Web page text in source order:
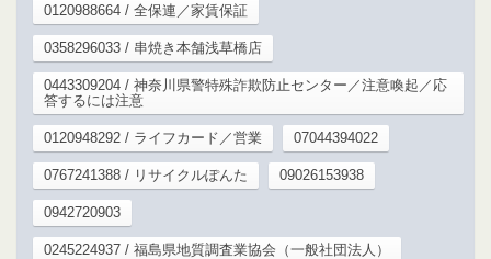
0120988664 / 全保連／家賃保証
0358296033 / 串焼き本舗浅草橋店
0443309204 / 神奈川県警特殊詐欺防止センター／注意喚起／応
答するには注意
0120948292 / ライフカード／営業 07044394022
0767241388 / リサイクルぽんた 09026153938
0942720903
0245224937 / 福島県地質調査業協会（一般社団法人）